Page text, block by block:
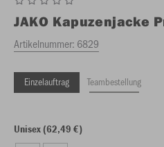
JAKO Kapuzenjacke
Artikelnummer: 6829
Einzelauftrag Teambestellung
Unisex (62,49 €)